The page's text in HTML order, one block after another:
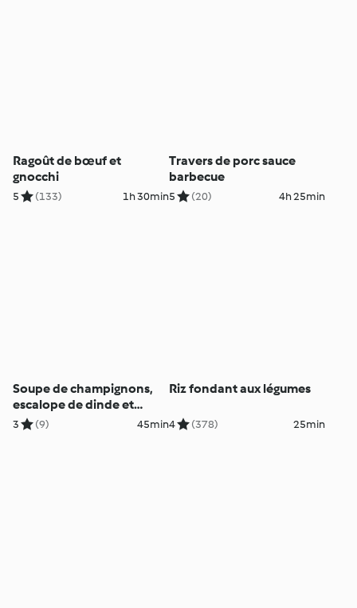
Ragoût de bœuf et
gnocchi
5 (133) 1h 30min
Travers de porc sauce
barbecue
5 (20) 4h 25min
Soupe de champignons,
escalope de dinde et
légumes vapeur
3 (9) 45min
Riz fondant aux légumes
4 (378) 25min